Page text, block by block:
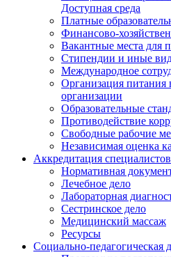
Доступная среда
Платные
Финансово-
Вакантные места для
Стипендии и иные
Международное
Организация питания
организации
Образовательные
Противодействие
Свободные рабочие
Независимая оценка
Аккредитация специалистов
Нормативная
Лечебное дело
Лабораторная
Сестринское дело
Медицинский массаж
Ресурсы
Социально-педагогическая